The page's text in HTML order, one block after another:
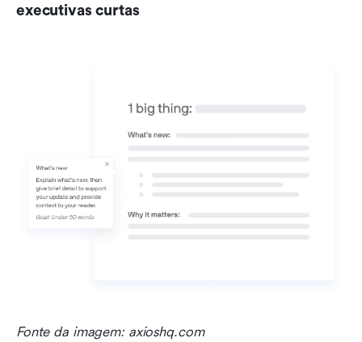
executivas curtas
Fonte da imagem: axioshq.com